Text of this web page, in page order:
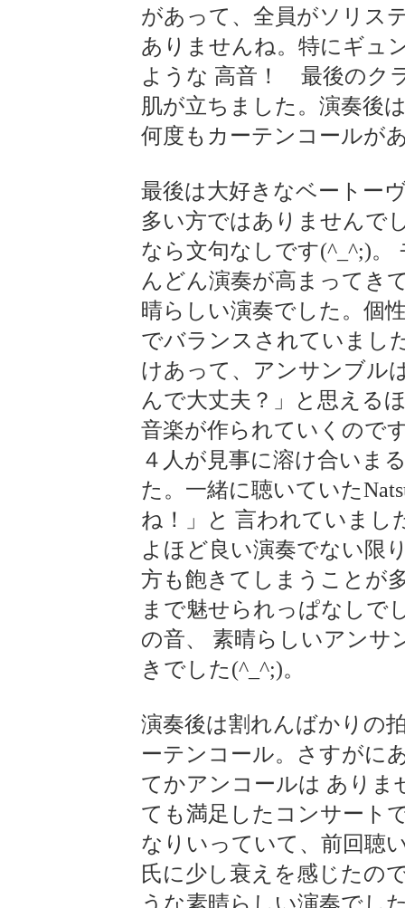
があって、全員がソリス
ありませんね。特にギュ
ような 高音！ 最後のク
肌が立ちました。演奏後
何度もカーテンコールが
最後は大好きなベートー
多い方ではありませんで
なら文句なしです(^_^;)
んどん演奏が高まってき
晴らしい演奏でした。個
でバランスされていまし
けあって、アンサンブル
んで大丈夫？」と思える
音楽が作られていくので
４人が見事に溶け合いま
た。一緒に聴いていた
ね！」と 言われていまし
よほど良い演奏でない限
方も飽きてしまうことが
まで魅せられっぱなしで
の音、 素晴らしいアンサ
きでした(^_^;)。
演奏後は割れんばかりの
ーテンコール。さすがに
てかアンコールは あり
ても満足したコンサート
なりいっていて、前回聴
氏に少し衰えを感じたの